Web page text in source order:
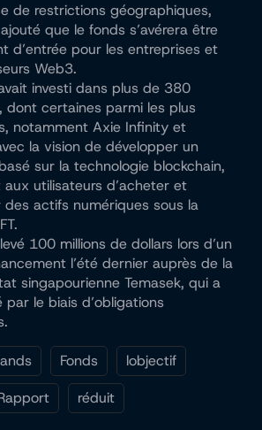
de restrictions géographiques,
que le fonds s’avérera être
d’entrée pour les entreprises et
Web3.
investi dans plus de 380
dont certaines parmi les plus
notamment Axie Infinity et
la vision de développer un
sur la technologie blockchain,
utilisateurs d’acheter et
des actifs numériques sous la
100 millions de dollars lors d’un
l’été dernier auprès de la
singapourienne Temasek, qui a
par le biais d’obligations
Fonds
lobjectif
réduit